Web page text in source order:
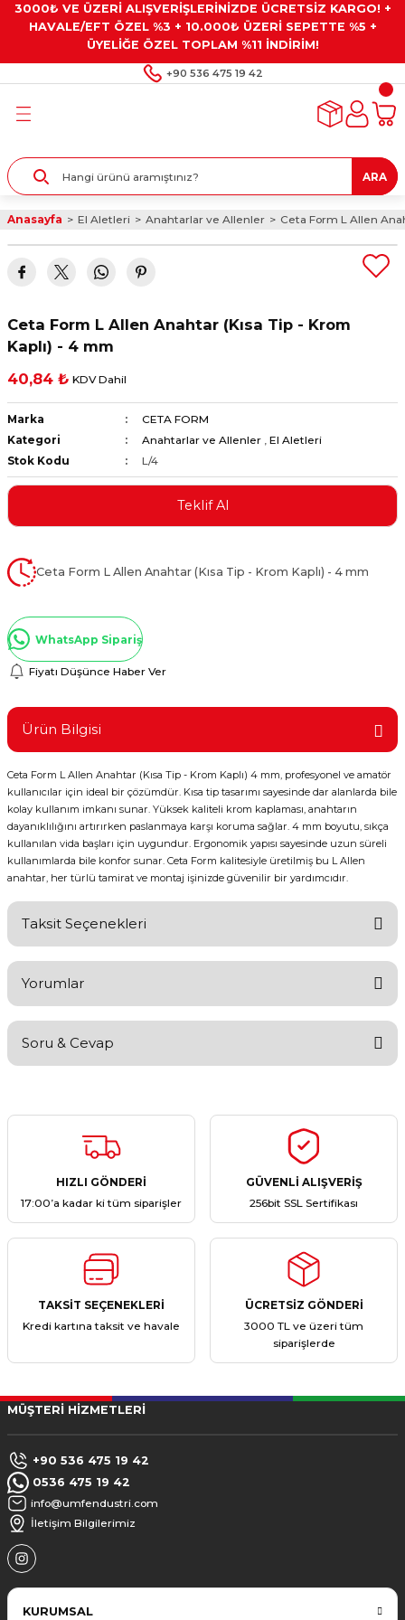
3000₺ VE ÜZERİ ALIŞVERİŞLERİNİZDE ÜCRETSİZ KARGO! +
HAVALE/EFT ÖZEL %3 + 10.000₺ ÜZERİ SEPETTE %5 +
ÜYELİĞE ÖZEL TOPLAM %11 İNDİRİM!
+90 536 475 19 42
Geri Dön
Kaplamalar
Geri Dön
Geri Dön
Gresler
Geri Dön
Alet Setleri
ve Multimetreler
ve Penseler
Geri Dön
Taşları ve
ARA
Anasayfa El Aletleri Anahtarlar ve Allenler Ceta Form L Allen
Ceta Form L Allen Anahtar (Kısa Tip - Krom
Kaplı) - 4 mm
40,84 ₺ KDV Dahil
Marka
CETA FORM
Kategori
Anahtarlar ve Allenler , El Aletleri
Stok Kodu
L/4
Teklif Al
Ceta Form L Allen Anahtar (Kısa Tip - Krom Kaplı) - 4 mm
WhatsApp Sipariş
Fiyatı Düşünce Haber Ver
Ürün Bilgisi
Ceta Form L Allen Anahtar (Kısa Tip - Krom Kaplı) 4 mm, profesyonel ve amatör
kullanıcılar için ideal bir çözümdür. Kısa tip tasarımı sayesinde dar alanlarda bile
kolay kullanım imkanı sunar. Yüksek kaliteli krom kaplaması, anahtarın
dayanıklılığını artırırken paslanmaya karşı koruma sağlar. 4 mm boyutu, sıkça
kullanılan vida başları için uygundur. Ergonomik yapısı sayesinde uzun süreli
kullanımlarda bile konfor sunar. Ceta Form kalitesiyle üretilmiş bu L Allen
anahtar, her türlü tamirat ve montaj işinizde güvenilir bir yardımcıdır.
Taksit Seçenekleri
Yorumlar
Yorum Yaz
Soru & Cevap
Ürün hakkında henüz soru sorulmamış.
HIZLI GÖNDERİ
17:00’a kadar ki tüm siparişler
GÜVENLİ ALIŞVERİŞ
256bit SSL Sertifikası
TAKSİT SEÇENEKLERİ
Kredi kartına taksit ve havale
ÜCRETSİZ GÖNDERİ
3000 TL ve üzeri tüm
siparişlerde
MÜŞTERİ HİZMETLERİ
+90 536 475 19 42
0536 475 19 42
info@umfendustri.com
İletişim Bilgilerimiz
KURUMSAL